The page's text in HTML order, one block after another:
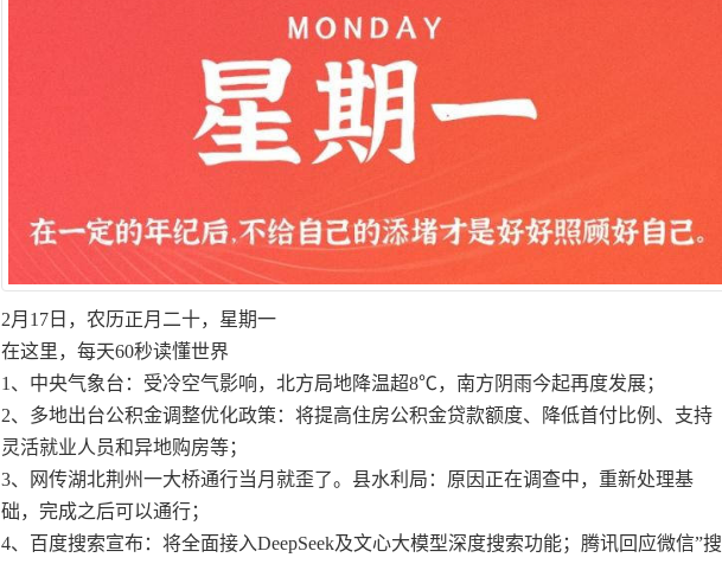
2月17日，农历正月二十，星期一
在这里，每天60秒读懂世界
1、中央气象台：受冷空气影响，北方局地降温超8℃，南方阴雨今起再度发展；
2、多地出台公积金调整优化政策：将提高住房公积金贷款额度、降低首付比例、支持
灵活就业人员和异地购房等；
3、网传湖北荆州一大桥通行当月就歪了。县水利局：原因正在调查中，重新处理基
础，完成之后可以通行；
4、百度搜索宣布：将全面接入DeepSeek及文心大模型深度搜索功能；腾讯回应微信”搜